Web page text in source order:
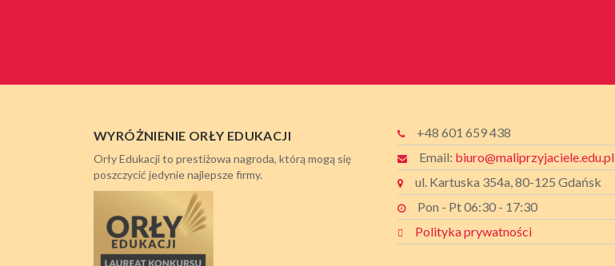
WYRÓŻNIENIE ORŁY EDUKACJI
Orły Edukacji to prestiżowa nagroda, którą mogą się
poszczycić jedynie najlepsze firmy.
+48 601 659 438
Email: biuro@maliprzyjaciele.edu.pl
ul. Kartuska 354a, 80-125 Gdańsk
Pon - Pt 06:30 - 17:30
Polityka prywatności